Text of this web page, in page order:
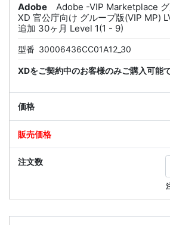
Adobe
Adobe -VIP Marketplace
XD 官公庁向け グループ版(VIP MP)
追加 30ヶ月 Level 1(1 - 9)
型番 30006436CC01A12_30
XDをご契約中のお客様のみご購入可能で